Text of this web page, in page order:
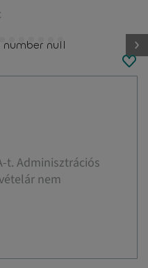
t. Adminisztrációs
nem